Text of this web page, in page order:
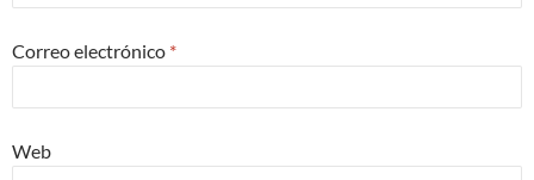
Correo electrónico *
Web